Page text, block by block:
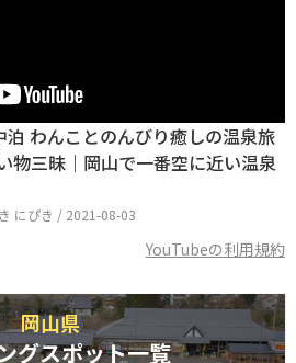
わんことのんびり癒しの温泉旅
物三昧｜岡山で一番空に近い温泉
にぴき / 2021-08-03
YouTubeの利用規約
岡山県
グスポット一覧